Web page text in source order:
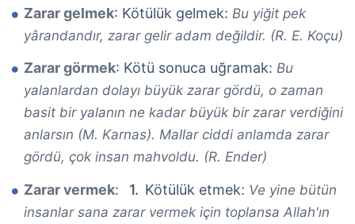
Zarar gelmek: Kötülük gelmek: Bu yiğit pek
yârandandır, zarar gelir adam değildir. (R. E. Koçu)
Zarar görmek: Kötü sonuca uğramak: Bu
yalanlardan dolayı büyük zarar gördü, o zaman
basit bir yalanın ne kadar büyük bir zarar verdiğini
anlarsın (M. Karnas). Mallar ciddi anlamda zarar
gördü, çok insan mahvoldu. (R. Ender)
Zarar vermek: Kötülük etmek: Ve yine bütün
insanlar sana zarar vermek için toplansa Allah'ın